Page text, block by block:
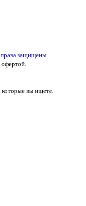
защищены
которые вы ищете.